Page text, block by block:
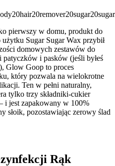
pierwszy w domu, produkt do
Sugar Sugar Wax przybił
domowych zestawów do
i pasków (jeśli byłeś
Glow Goop to proces
który pozwala na wielokrotne
Ten w pełni naturalny,
tylko trzy składniki-cukier
i jest zapakowany w 100%
słoik, pozostawiając zerowy ślad
Rąk